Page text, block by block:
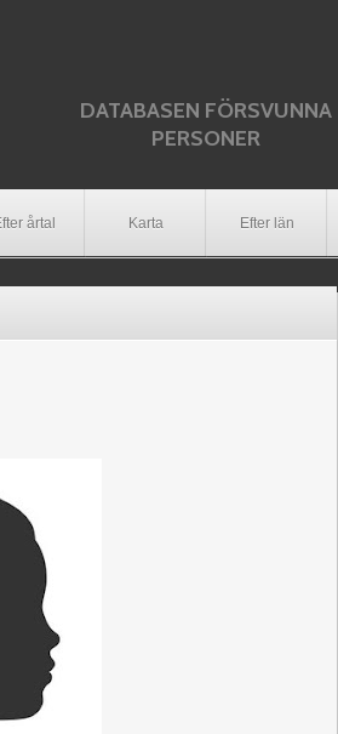
DATABASEN FÖRSVUNNA
PERSONER
årtal Karta Efter län